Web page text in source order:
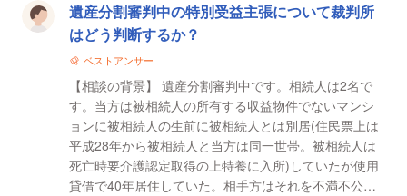
遺産分割審判中の特別受益主張について裁判所
はどう判断するか？
ベストアンサー
【相談の背景】 遺産分割審判中です。相続人は2名で
す。当方は被相続人の所有する収益物件でないマンシ
ョンに被相続人の生前に被相続人とは別居(住民票上は
平成28年から被相続人と当方は同一世帯。被相続人は
死亡時要介護認定取得の上特養に入所)していたが使用
貸借で40年居住していた。相手方はそれを不満不公平